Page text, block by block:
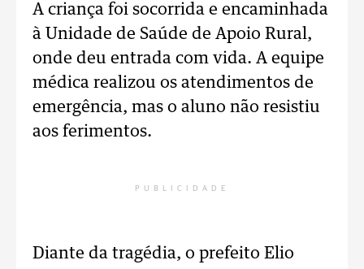
A criança foi socorrida e encaminhada
à Unidade de Saúde de Apoio Rural,
onde deu entrada com vida. A equipe
médica realizou os atendimentos de
emergência, mas o aluno não resistiu
aos ferimentos.
PUBLICIDADE
Diante da tragédia, o prefeito Elio